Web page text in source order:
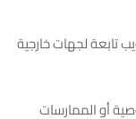
تابعة لجهات خارجية
أو الممارسات